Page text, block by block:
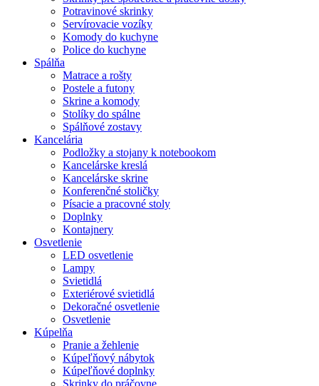
Potravinové skrinky
Servírovacie vozíky
Komody do kuchyne
Police do kuchyne
Spálňa
Matrace a rošty
Postele a futony
Skrine a komody
Stolíky do spálne
Spálňové zostavy
Kancelária
Podložky a stojany k notebookom
Kancelárske kreslá
Kancelárske skrine
Konferenčné stoličky
Písacie a pracovné stoly
Doplnky
Kontajnery
Osvetlenie
LED osvetlenie
Lampy
Svietidlá
Exteriérové svietidlá
Dekoračné osvetlenie
Osvetlenie
Kúpelňa
Pranie a žehlenie
Kúpeľňový nábytok
Kúpeľňové doplnky
Skrinky do práčovne